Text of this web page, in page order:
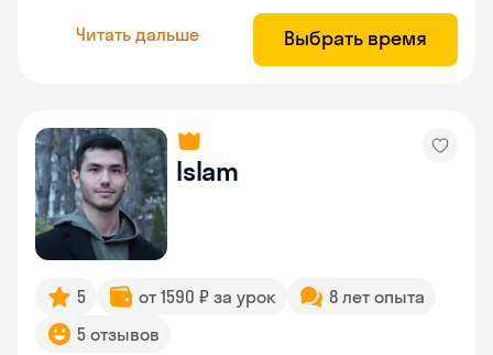
Читать дальше Выбрать время
Islam
5 от 1590 ₽ за урок
8 лет опыта
5 отзывов